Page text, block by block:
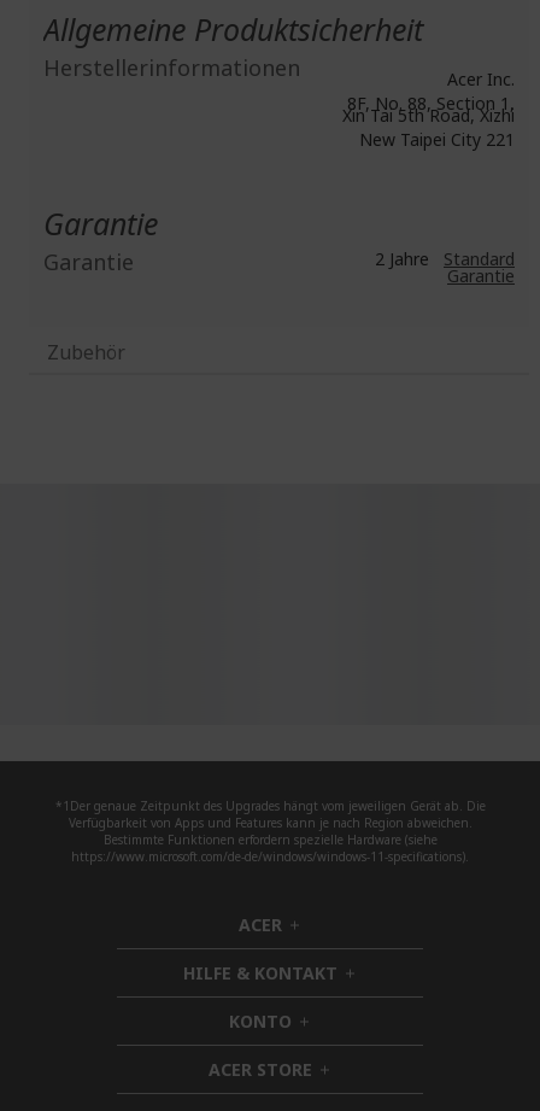
Allgemeine Produktsicherheit
Herstellerinformationen
Acer Inc.
8F, No. 88, Section 1,
Xin Tai 5th Road, Xizhi
New Taipei City 221
Garantie
Garantie 2 Jahre Standard
Garantie
Zubehör
*1Der genaue Zeitpunkt des Upgrades hängt vom jeweiligen Gerät ab. Die
Verfügbarkeit von Apps und Features kann je nach Region abweichen.
Bestimmte Funktionen erfordern spezielle Hardware (siehe
https://www.microsoft.com/de-de/windows/windows-11-specifications).
ACER h
i
d
d
e
n
HILFE & KONTAKT h
i
d
n
KONTO h
i
d
d
ACER STORE h
i